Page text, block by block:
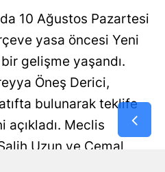
10 Ağustos Pazartesi
yasa öncesi Yeni
gelişme yaşandı.
Öneş Derici,
bulunarak teklife
açıkladı. Meclis
Uzun ve Cemal